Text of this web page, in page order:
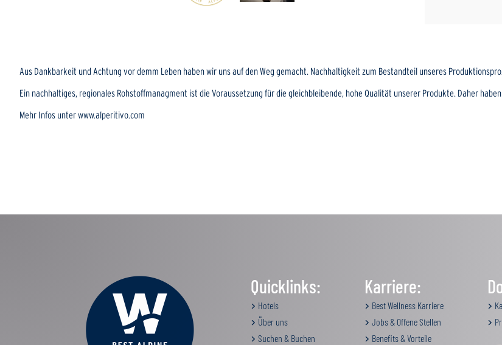
Aus Dankbarkeit und Achtung vor demm Leben haben wir uns auf den Weg gemacht. Nachhaltigkeit zum Bestandteil unseres
Ein nachhaltiges, regionales Rohstoffmanagment ist die Voraussetzung für die gleichbleibende, hohe Qualität unserer Produkte. Daher
Mehr Infos unter www.alperitivo.com
Quicklinks:
Hotels
Über uns
Suchen & Buchen
Karriere:
Best Wellness Karriere
Jobs & Offene Stellen
Benefits & Vorteile